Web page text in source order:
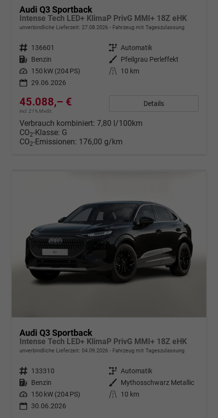
Audi Q3 Sportback
Intense Tech LED+ KlimaP PrivG MMI+ 18Z eHK
unverbindliche Lieferzeit: 27.08.2026 Fahrzeug mit Tageszulassung
Fahrzeugnr. 136601 Getriebe Automatik
Kraftstoff Benzin Außenfarbe Pfeilgrau Perleffekt
Leistung 150 kW (204 PS) Kilometerstand
10 km
29.06.2026
45.088,– €
incl. 21% MwSt.
Details
Verbrauch kombiniert: 7,80 l/100km
CO2-Klasse: G
CO2-Emissionen: 176,00 g/km
Audi Q3 Sportback
Intense Tech LED+ KlimaP PrivG MMI+ 18Z eHK
unverbindliche Lieferzeit: 04.09.2026 Fahrzeug mit Tageszulassung
Fahrzeugnr. 133310 Getriebe Automatik
Kraftstoff Benzin Außenfarbe Mythosschwarz Metallic
Leistung 150 kW (204 PS) Kilometerstand
10 km
30.06.2026